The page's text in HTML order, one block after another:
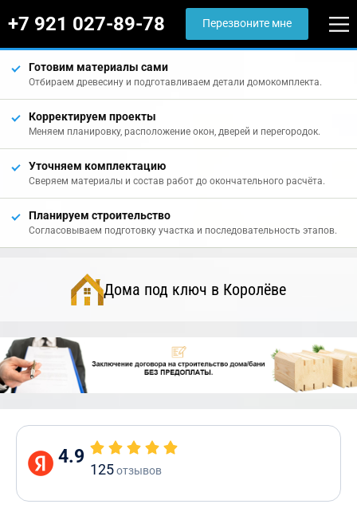
+7 921 027-89-78 Перезвоните мне
Готовим материалы сами
Отбираем древесину и подготавливаем детали домокомплекта.
Корректируем проекты
Меняем планировку, расположение окон, дверей и перегородок.
Уточняем комплектацию
Сверяем материалы и состав работ до окончательного расчёта.
Планируем строительство
Согласовываем подготовку участка и последовательность этапов.
Дома под ключ в Королёве
4.9
125отзывов